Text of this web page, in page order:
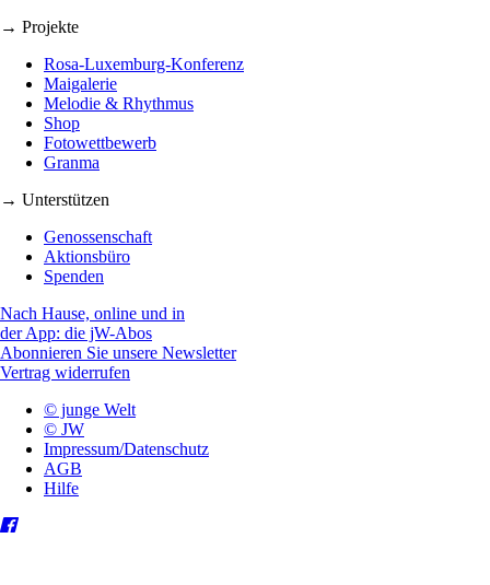
→ Projekte
Rosa-Luxemburg-Konferenz
Maigalerie
Melodie & Rhythmus
Shop
Fotowettbewerb
Granma
→ Unterstützen
Genossenschaft
Aktionsbüro
Spenden
Nach Hause, online und in
der App: die jW-Abos
Abonnieren Sie unsere Newsletter
Vertrag widerrufen
© junge Welt
© JW
Impressum/Datenschutz
AGB
Hilfe